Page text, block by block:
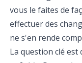
vous le faites de
effectuer des
ne s'en rende
La question clé